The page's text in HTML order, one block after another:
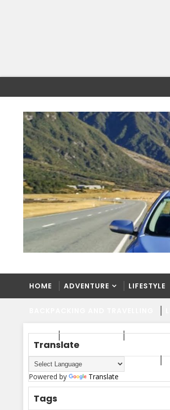
HOME ADVENTURE LIFESTYLE
HOME ADVENTURE LIFESTYLE
BACKPACKING AND TRAVELLING
Translate
Powered by Translate
Tags